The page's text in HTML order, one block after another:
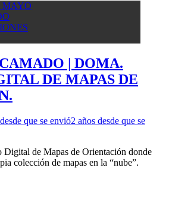
MAYO
| DOMA.
DE MAPAS DE
que se envió2 años desde que se
de Mapas de Orientación donde
colección de mapas en la “nube”.